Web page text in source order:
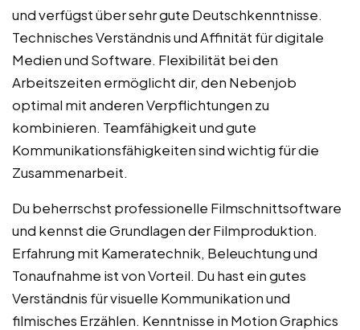
und verfügst über sehr gute Deutschkenntnisse.
Technisches Verständnis und Affinität für digitale
Medien und Software. Flexibilität bei den
Arbeitszeiten ermöglicht dir, den Nebenjob
optimal mit anderen Verpflichtungen zu
kombinieren. Teamfähigkeit und gute
Kommunikationsfähigkeiten sind wichtig für die
Zusammenarbeit.
Du beherrschst professionelle Filmschnittsoftware
und kennst die Grundlagen der Filmproduktion.
Erfahrung mit Kameratechnik, Beleuchtung und
Tonaufnahme ist von Vorteil. Du hast ein gutes
Verständnis für visuelle Kommunikation und
filmisches Erzählen. Kenntnisse in Motion Graphics